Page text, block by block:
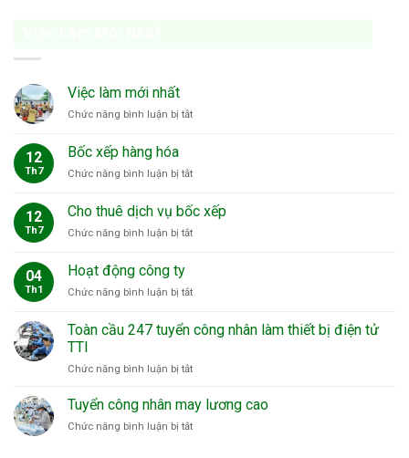
Việc làm mới nhất
Chức năng bình luận bị tắtở
nhất
12
Th7
Bốc xếp hàng hóa
Chức năng bình luận bị tắtở
xếp
hàng
hóa
12
Th7
Cho thuê dịch vụ bốc xếp
Chức năng bình luận bị tắtở
vụ
xếp
04
Th1
Hoạt động công ty
Chức năng bình luận bị tắtở
động
công
Toàn cầu 247 tuyển công nhân làm thiết bị điện tử
TTI
Chức năng bình luận bị tắtở
cầu
247
tuyển
Tuyển công nhân may lương cao
Chức năng bình luận bị tắtở